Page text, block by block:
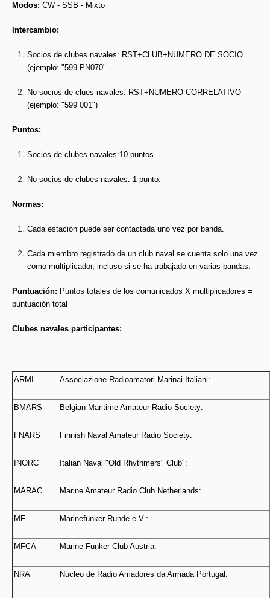
Modos: CW - SSB - Mixto
Intercambio:
Socios de clubes navales: RST+CLUB+NUMERO DE SOCIO
(ejemplo: "599 PN070"
No socios de clues navales: RST+NUMERO CORRELATIVO
(ejemplo: "599 001")
Puntos:
Socios de clubes navales:10 puntos.
No socios de clubes navales: 1 punto.
Normas:
Cada estación puede ser contactada uno vez por banda.
Cada miembro registrado de un club naval se cuenta solo una vez
como multiplicador, incluso si se ha trabajado en varias bandas.
Puntuación: Puntos totales de los comunicados X multiplicadores =
puntuación total
Clubes navales participantes:
ARMI Associazione Radioamatori Marinai Italiani:
BMARS Belgian Maritime Amateur Radio Society:
FNARS Finnish Naval Amateur Radio Society:
INORC Italian Naval "Old Rhythmers" Club":
MARAC Marine Amateur Radio Club Netherlands:
MF Marinefunker-Runde e.V.:
MFCA Marine Funker Club Austria:
NRA Núcleo de Radio Amadores da Armada Portugal: